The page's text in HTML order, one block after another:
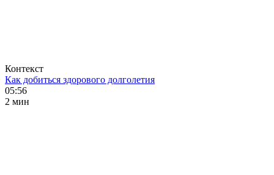
Контекст
Как добиться здорового долголетия
05:56
2 мин